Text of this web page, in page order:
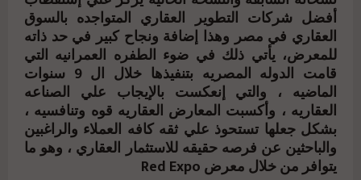
أفضل شركات التطوير العقاري المتواجده بالسوق
العقاري في مصر وهذا إضافة ونجاح كبير في حد ذاته
للمعرض، يأتي ذلك في ضوء الطفره العمرانيه التي
قامت الدوله المصريه بتنفيذها خلال ال 9 سنوات
الماضيه ، والتي إنعكست بالإيجاب علي الصناعه
العقاريه ، وأكسبت المعارض العقاريه قوه وتنافسيه ،
بشكل جعلها تستحوذ علي ثقه كافه العملاء والراغبين
والباحثين عن فرصه حقيقه للاستثمار العقاري ، وهو ما
يتوافر من خلال معرض Red Expo